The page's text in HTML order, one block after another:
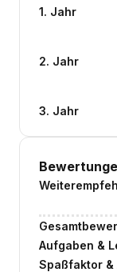
1. Jahr
2. Jahr
3. Jahr
Aufgaben &
Spaßfaktor &